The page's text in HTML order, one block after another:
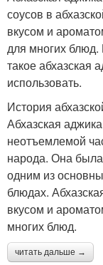
соусов в
вкусом и
для многих блюд.
такое абхазская
использовать.
История
Абхазская
неотъемлемой
народа. Она
одним из
блюдах.
вкусом и
многих блюд.
читать дальше →